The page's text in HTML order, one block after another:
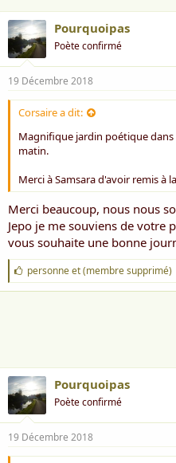
Pourquoipas
Poète confirmé
19 Décembre 2018
Corsaire a dit:
Magnifique jardin poétique
matin.
Merci à Samsara d'avoir remis à
Merci beaucoup, nous nous
Jepo je me souviens de votre
vous souhaite une bonne
J
'
a
personneet(membre supprimé)
Pourquoipas
Poète confirmé
19 Décembre 2018